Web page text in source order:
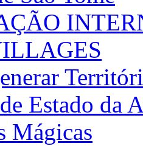
Estado da
Mágicas